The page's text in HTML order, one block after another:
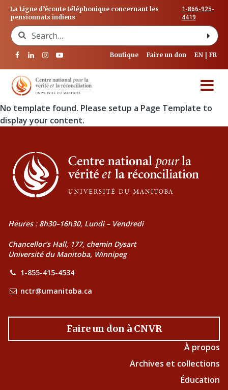
La Ligne d’écoute téléphonique concernant les
pensionnats indiens
1-866-925-
4419
Search for:
Boutique Faire un don EN FR
No template found. Please setup a Page Template to
display your content.
Heures : 8h30–16h30, Lundi – Vendredi
Chancellor’s Hall, 177, chemin Dysart
Université du Manitoba, Winnipeg
1-855-415-4534
nctr@umanitoba.ca
Faire un don à CNVR
À propos
Archives et collections
Éducation